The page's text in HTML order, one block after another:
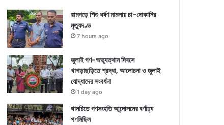
রামগড়ে শিশু ধর্ষণ মামলায় চা-দোকানির
মৃত্যুদণ্ড
7 hours ago
জুলাই গণ-অভ্যুত্থান দিবসে
খাগড়াছড়িতে শ্রদ্ধা, আলোচনা ও জুলাই
যোদ্ধাদের সংবর্ধনা
1 day ago
থানচিতে গণসংহতি আন্দোলনের বর্ণাঢ্য
গণমিছিল